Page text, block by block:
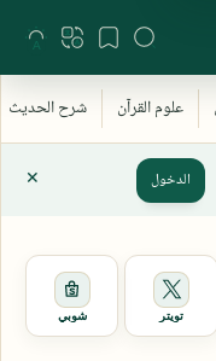
الدخول
تويتر شوبي